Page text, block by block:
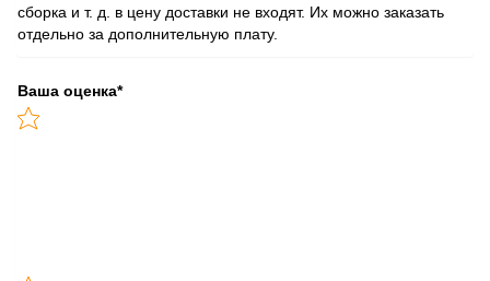
сборка и т. д. в цену доставки не входят. Их можно заказать
отдельно за дополнительную плату.
Ваша оценка*